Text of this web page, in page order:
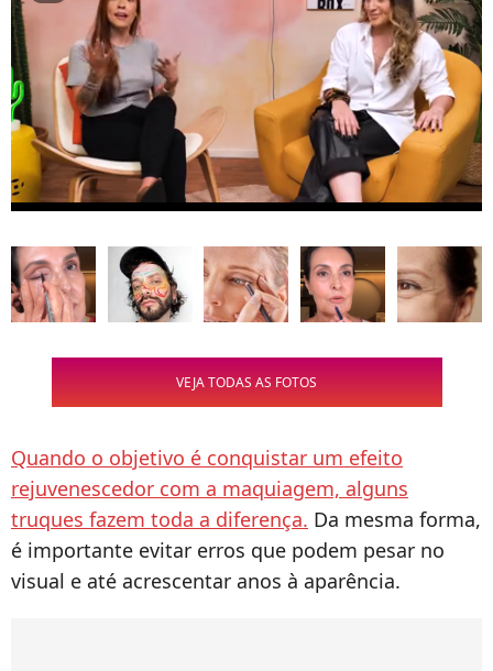
VEJA TODAS AS FOTOS
Quando o objetivo é conquistar um efeito
rejuvenescedor com a maquiagem, alguns
truques fazem toda a diferença. Da mesma forma,
é importante evitar erros que podem pesar no
visual e até acrescentar anos à aparência.